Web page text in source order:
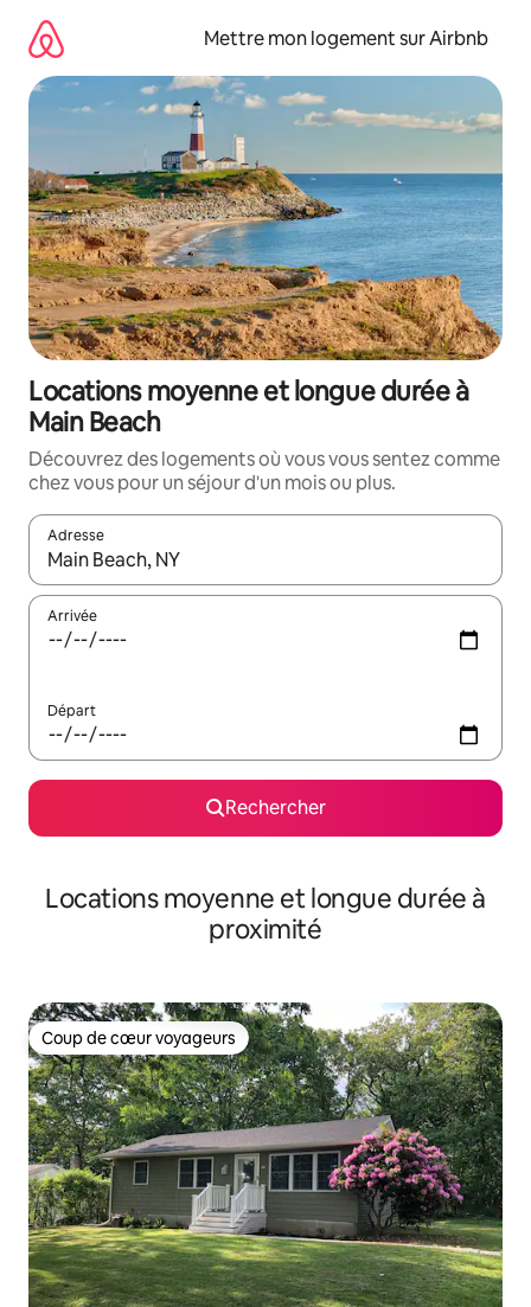
directement
contenu
Mettre mon logement sur Airbnb
Locations moyenne et longue durée à
Main Beach
Découvrez des logements où vous vous sentez comme
chez vous pour un séjour d'un mois ou plus.
Adresse
Lorsque les résultats s'affichent, utilisez les flèches vers le
Arrivée
Départ
Rechercher
Locations moyenne et longue durée à
proximité
Coup de cœur voyageurs
Coup de cœur voyageurs